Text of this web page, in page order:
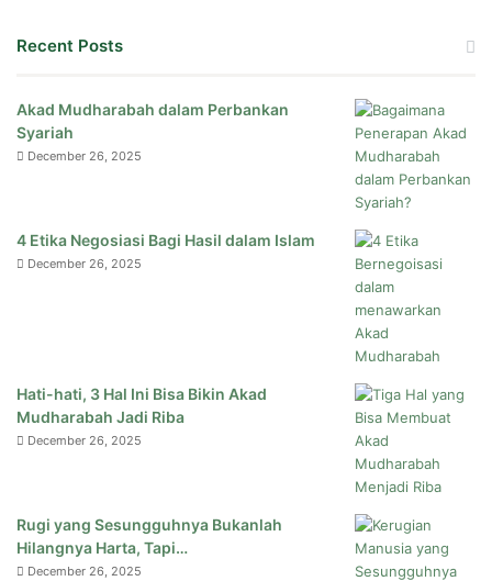
Recent Posts
Akad Mudharabah dalam Perbankan
Syariah
December 26, 2025
4 Etika Negosiasi Bagi Hasil dalam Islam
December 26, 2025
Hati-hati, 3 Hal Ini Bisa Bikin Akad
Mudharabah Jadi Riba
December 26, 2025
Rugi yang Sesungguhnya Bukanlah
Hilangnya Harta, Tapi…
December 26, 2025